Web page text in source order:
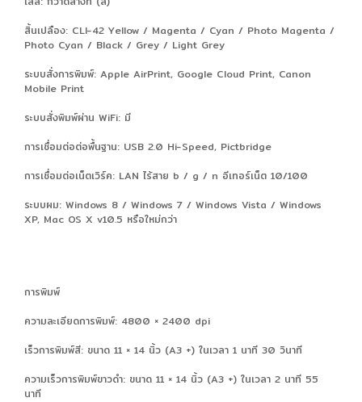
สิ้นเปลือง: CLI-42 Yellow / Magenta / Cyan / Photo Magenta /
Photo Cyan / Black / Grey / Light Grey
ระบบสั่งการพิมพ์: Apple AirPrint, Google Cloud Print, Canon
Mobile Print
ระบบสั่งพิมพ์ผ่าน WiFi: มี
การเชื่อมต่อต่อพื้นฐาน: USB 2.0 Hi-Speed, Pictbridge
การเชื่อมต่อเน็ตเวิร์ค: LAN ไร้สาย b / g / n อีเทอร์เน็ต 10/100
ระบบผม: Windows 8 / Windows 7 / Windows Vista / Windows
XP, Mac OS X v10.5 หรือใหม่กว่า
การพิมพ์
ความละเอียดการพิมพ์: 4800 × 2400 dpi
เร็วการพิมพ์สี: ขนาด 11 × 14 นิ้ว (A3 +) ในเวลา 1 นาที 30 วินาที
ความเร็วการพิมพ์ขาวดำ: ขนาด 11 × 14 นิ้ว (A3 +) ในเวลา 2 นาที 55
นาที